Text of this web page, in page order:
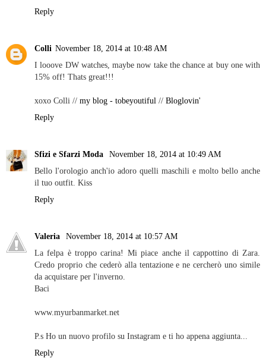
Reply
Colli November 18, 2014 at 10:48 AM
I looove DW watches, maybe now take the chance at buy one with
15% off! Thats great!!!
xoxo Colli // my blog - tobeyoutiful // Bloglovin'
Reply
Sfizi e Sfarzi Moda
November 18, 2014 at 10:49 AM
Bello l'orologio anch'io adoro quelli maschili e molto bello anche
il tuo outfit. Kiss
Reply
Valeria
November 18, 2014 at 10:57 AM
La felpa è troppo carina! Mi piace anche il cappottino di Zara.
Credo proprio che cederò alla tentazione e ne cercherò uno simile
da acquistare per l'inverno.
Baci
www.myurbanmarket.net
P.s Ho un nuovo profilo su Instagram e ti ho appena aggiunta...
Reply